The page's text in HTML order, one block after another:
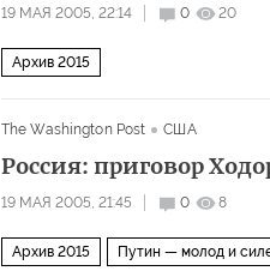
19 МАЯ 2005, 22:14 0 20
Архив 2015
The Washington Post США
Россия: приговор
19 МАЯ 2005, 21:45 0 8
Архив 2015 Путин — молод и